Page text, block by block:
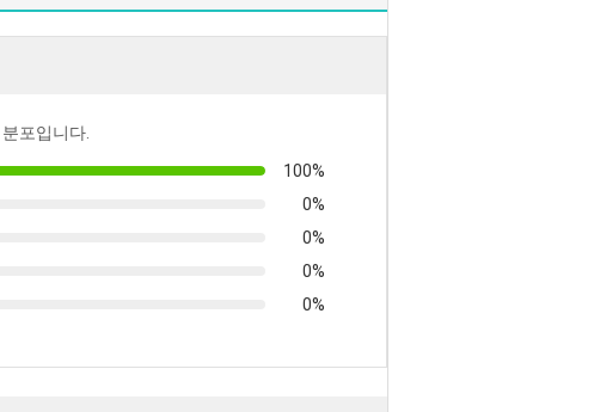
포입니다.
100%
0%
0%
0%
0%